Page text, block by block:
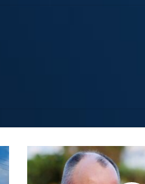
Canciller
alemán